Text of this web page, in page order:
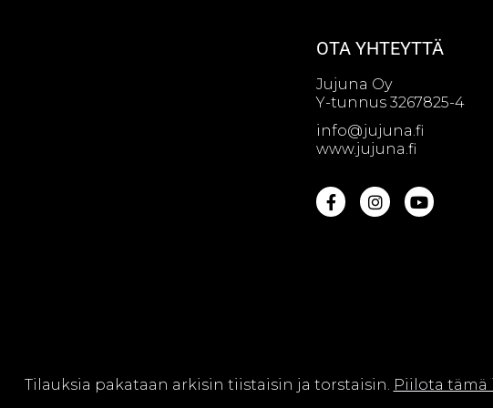
Tilauksia pakataan arkisin tiistaisin ja torstaisin. Piilota tämä
OTA YHTEYTTÄ
Jujuna Oy
Y-tunnus 3267825-4
info@jujuna.fi
www.jujuna.fi
© Jujuna Oy || Web design bySivutaikuri Oy